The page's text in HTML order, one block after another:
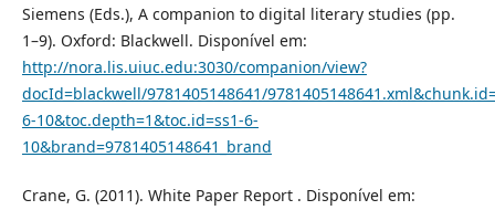
Siemens (Eds.), A companion to digital literary studies (pp.
1–9). Oxford: Blackwell. Disponível em:
http://nora.lis.uiuc.edu:3030/companion/view?
docId=blackwell/9781405148641/
6-10&toc.depth=1&toc.id=ss1-6-
10&brand=9781405148641_brand
Crane, G. (2011). White Paper Report . Disponível em: